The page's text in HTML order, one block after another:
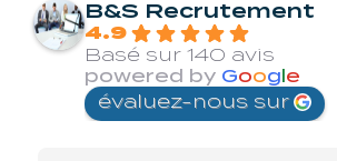
B&S Recrutement
4.9
Basé sur 140 avis
powered by Google
évaluez-nous sur